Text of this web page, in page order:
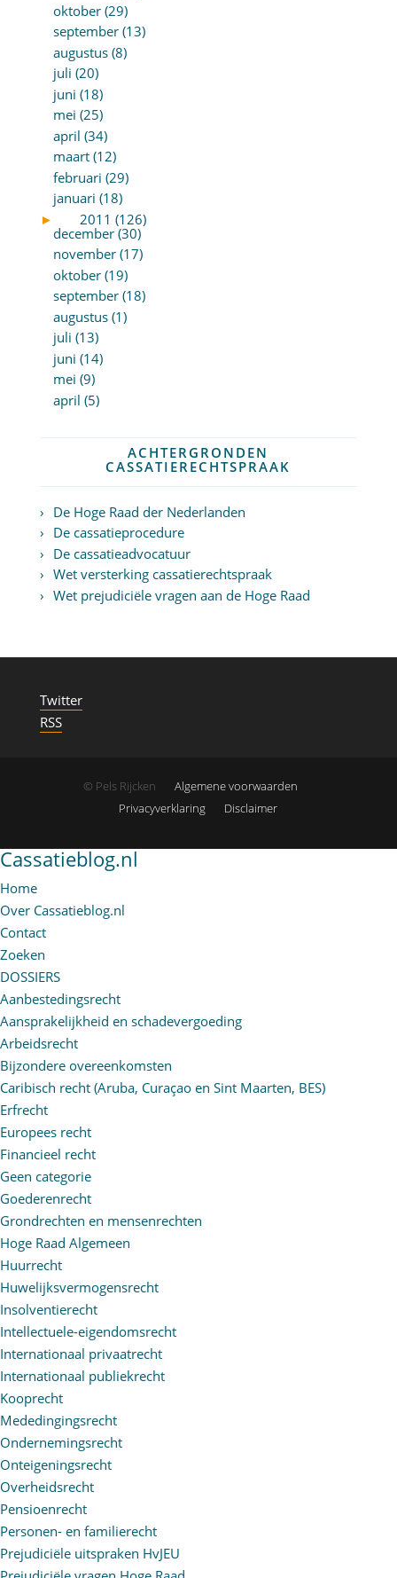
oktober (29)
september (13)
augustus (8)
juli (20)
juni (18)
mei (25)
april (34)
maart (12)
februari (29)
januari (18)
►
2011 (126)
december (30)
november (17)
oktober (19)
september (18)
augustus (1)
juli (13)
juni (14)
mei (9)
april (5)
ACHTERGRONDEN
CASSATIERECHTSPRAAK
De Hoge Raad der Nederlanden
De cassatieprocedure
De cassatieadvocatuur
Wet versterking cassatierechtspraak
Wet prejudiciële vragen aan de Hoge Raad
Twitter
RSS
© Pels Rijcken
Algemene voorwaarden
Privacyverklaring
Disclaimer
Cassatieblog.nl
Home
Over Cassatieblog.nl
Contact
Zoeken
DOSSIERS
Aanbestedingsrecht
Aansprakelijkheid en schadevergoeding
Arbeidsrecht
Bijzondere overeenkomsten
Caribisch recht (Aruba, Curaçao en Sint Maarten, BES)
Erfrecht
Europees recht
Financieel recht
Geen categorie
Goederenrecht
Grondrechten en mensenrechten
Hoge Raad Algemeen
Huurrecht
Huwelijksvermogensrecht
Insolventierecht
Intellectuele-eigendomsrecht
Internationaal privaatrecht
Internationaal publiekrecht
Kooprecht
Mededingingsrecht
Ondernemingsrecht
Onteigeningsrecht
Overheidsrecht
Pensioenrecht
Personen- en familierecht
Prejudiciële uitspraken HvJEU